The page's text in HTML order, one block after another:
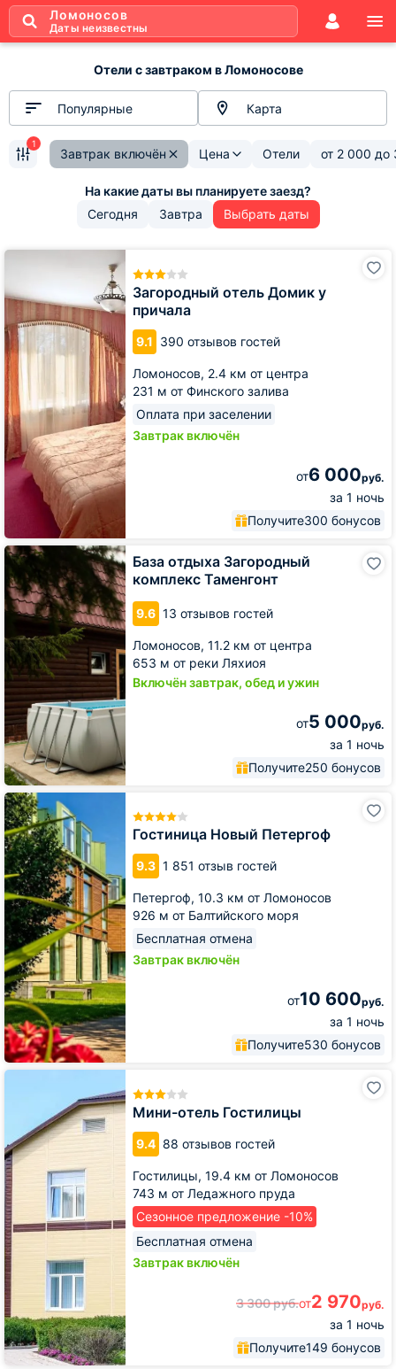
Ломоносов
Даты неизвестны
Отели с завтраком в Ломоносове
Популярные Карта
Завтрак включён Цена Отели от 2 000 до
1
Сегодня Завтра Выбрать даты
Загородный отель Домик у
причала
9.1 390 отзывов гостей
Ломоносов, 2.4 км от центра
231 м от Финского залива
Оплата при заселении
Завтрак включён
от6 000руб.
за 1 ночь
Получите300 бонусов
Загородный
Домик
причала
База отдыха Загородный
комплекс Таменгонт
9.6 13 отзывов гостей
Ломоносов, 11.2 км от центра
653 м от реки Ляхиоя
Включён завтрак, обед и ужин
от5 000руб.
за 1 ночь
Получите250 бонусов
База
отдыха
Загородный
комплекс
Таменгонт
Гостиница Новый Петергоф
9.3 1 851 отзыв гостей
Петергоф, 10.3 км от Ломоносов
926 м от Балтийского моря
Бесплатная отмена
Завтрак включён
от10 600руб.
за 1 ночь
Получите530 бонусов
Гостиница
Новый
Петергоф
Мини-отель Гостилицы
9.4 88 отзывов гостей
Гостилицы, 19.4 км от Ломоносов
743 м от Ледажного пруда
Сезонное предложение -10%
Бесплатная отмена
Завтрак включён
3 300руб.от2 970руб.
за 1 ночь
Получите149 бонусов
Мини-